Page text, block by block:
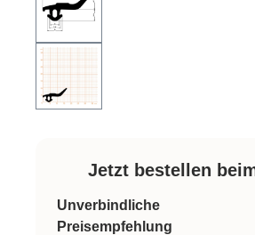
Jetzt bestellen
Unverbindliche
Preisempfehlung